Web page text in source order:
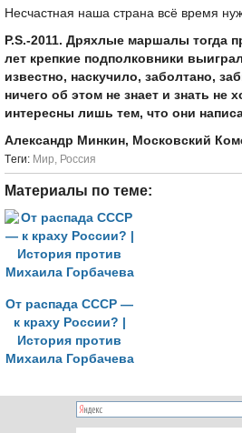
Несчастная наша страна всё время
P.S.-2011. Дряхлые маршалы тогда
лет крепкие подполковники
известно, наскучило, заболтано,
ничего об этом не знает и знать не
интересны лишь тем, что они
Александр Минкин, Московский
Tеги: Мир, Россия
Материалы по теме:
От распада СССР —
к краху России? |
История против
Михаила Горбачева